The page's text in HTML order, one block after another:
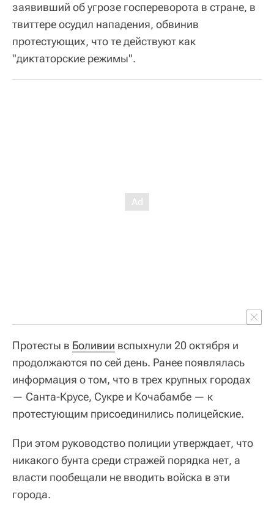
заявивший об угрозе госпереворота в стране, в
твиттере осудил нападения, обвинив
протестующих, что те действуют как
"диктаторские режимы".
Протесты в Боливии вспыхнули 20 октября и
продолжаются по сей день. Ранее появлялась
информация о том, что в трех крупных городах
— Санта-Крусе, Сукре и Кочабамбе — к
протестующим присоединились полицейские.
При этом руководство полиции утверждает, что
никакого бунта среди стражей порядка нет, а
власти пообещали не вводить войска в эти
города.